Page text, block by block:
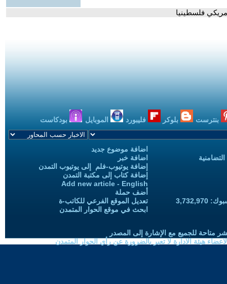
فلسطينيا
بنترست بلوكر فليبورد الموبايل بودكاست
اضافة موضوع جديد
اضافة خبر
إضافة يوتيوب-فلم إلى يوتيوب التمدن
إضافة كتاب إلى مكتبة التمدن
Add new article - English
أضف حملة
تعديل الموقع الفرعي للكاتب-ة
ابحث في موقع الحوار المتمدن
متاحة للجميع مع الإشارة إلى المصدر
هيئة الادارة لا تعبر بالضرورة عن رأي الحوار المتمدن